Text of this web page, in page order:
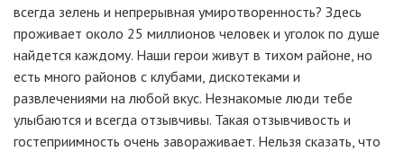
всегда зелень и непрерывная умиротворенность? Здесь
проживает около 25 миллионов человек и уголок по душе
найдется каждому. Наши герои живут в тихом районе, но
есть много районов с клубами, дискотеками и
развлечениями на любой вкус. Незнакомые люди тебе
улыбаются и всегда отзывчивы. Такая отзывчивость и
гостеприимность очень завораживает. Нельзя сказать, что